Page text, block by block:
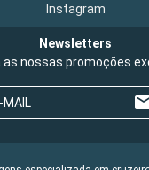
Instagram
Newsletters
as nossas promoções
MAIL